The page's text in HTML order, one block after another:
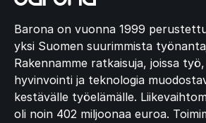
Barona on vuonna 1999
yksi Suomen suurimmista
Rakennamme ratkaisuja, joissa
hyvinvointi ja teknologia
kestävälle työelämälle.
oli noin 402 miljoonaa euroa.